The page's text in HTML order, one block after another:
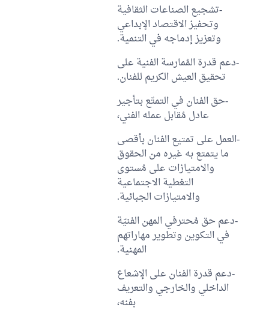
-تشجيع الصناعات الثقافية
وتحفيز الاقتصاد الإبداعي
وتعزيز إدماجه في التنمية.
-دعم قدرة المُمارسة الفنية على
تحقيق العيش الكريم للفنان.
-حق الفنان في التمتّع بتأجير
عادل مُقابل عمله الفني،
-العمل على تمتيع الفنان بأقصى
ما يتمتع به غيره من الحقوق
والامتيازات على مُستوى
التغطية الاجتماعية
والامتيازات الجبائية.
-دعم حق مُحترفي المهن الفنيّة
في التكوين وتطوير مهاراتهم
المهنية.
-دعم قدرة الفنان على الإشعاع
الداخلي والخارجي والتعريف
بفنه،